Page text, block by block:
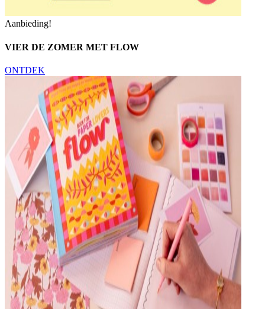
Aanbieding!
VIER DE ZOMER MET FLOW
ONTDEK